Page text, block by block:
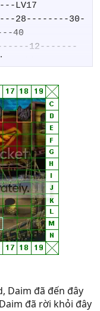
LV17
28--------30-
40
12-------
14
12-------
14
11-------
15
8--------8-
11
8--------8--
8
3--------3-
5
EvilClaw---
EvilClaw
Daim đã đến đây
đã rời khỏi đây